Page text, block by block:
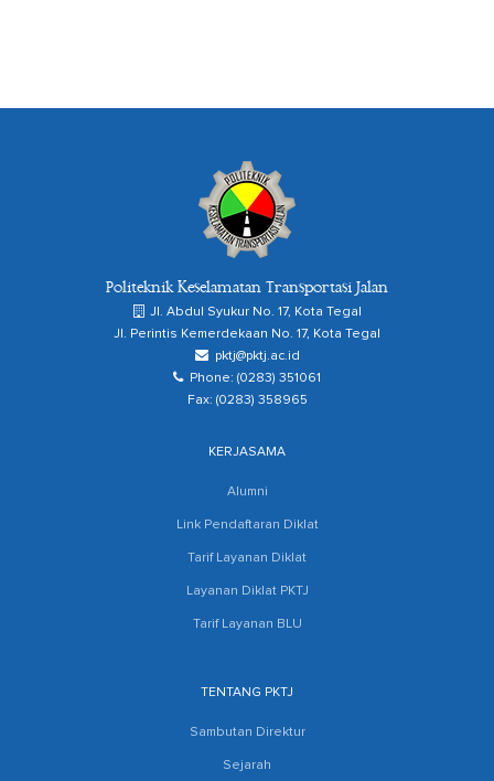
Politeknik Keselamatan Transportasi Jalan
Jl. Abdul Syukur No. 17, Kota Tegal
Jl. Perintis Kemerdekaan No. 17, Kota Tegal
pktj@pktj.ac.id
Phone: (0283) 351061
Fax: (0283) 358965
KERJASAMA
Alumni
Link Pendaftaran Diklat
Tarif Layanan Diklat
Layanan Diklat PKTJ
Tarif Layanan BLU
TENTANG PKTJ
Sambutan Direktur
Sejarah